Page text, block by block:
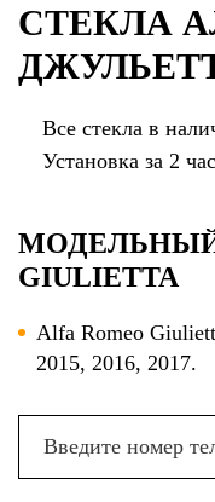
СТЕКЛА
Все стекла в
Установка за 2
МОДЕЛЬНЫЙ
GIULIETTA
Alfa Romeo
2015, 2016, 2017.